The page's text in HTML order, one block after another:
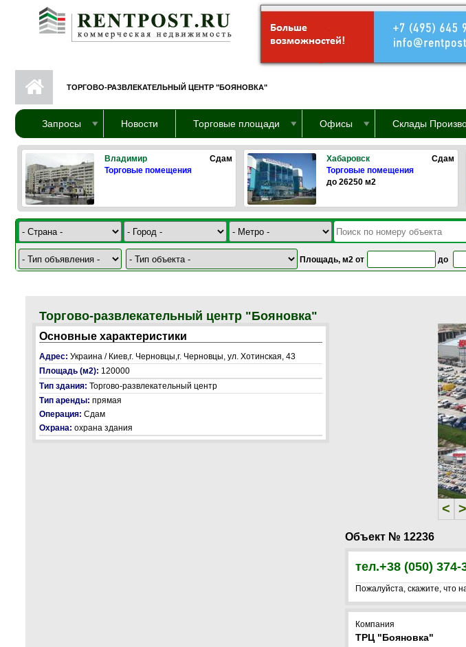
Перейти к основному содержанию
ТОРГОВО-РАЗВЛЕКАТЕЛЬНЫЙ ЦЕНТР "БОЯНОВКА"
Запросы Новости Торговые площади Офисы Склады
Владимир
Сдам
Торговые помещения
Хабаровск
Сдам
Торговые помещения
до 26250 м2
Площадь, м2 от до
<
< >
Объект № 12236
тел.+38 (050) 374-
Пожалуйста, скажите, что
Компания
ТРЦ "Бояновка"
Торгово-развлекательный центр "Бояновка"
Основные характеристики
Адрес: Украина / Киев,г. Черновцы,г. Черновцы, ул. Хотинская, 43
Площадь (м2): 120000
Тип здания: Торгово-развлекательный центр
Тип аренды: прямая
Операция: Сдам
Охрана: охрана здания